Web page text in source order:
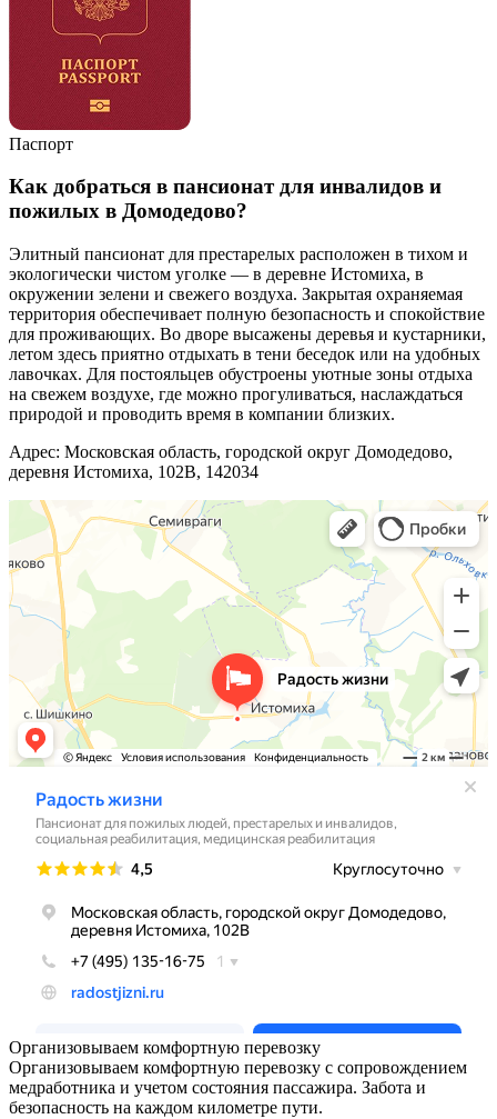
Паспорт
Как добраться в пансионат для инвалидов и
пожилых в Домодедово?
Элитный пансионат для престарелых расположен в тихом и
экологически чистом уголке — в деревне Истомиха, в
окружении зелени и свежего воздуха. Закрытая охраняемая
территория обеспечивает полную безопасность и спокойствие
для проживающих. Во дворе высажены деревья и кустарники,
летом здесь приятно отдыхать в тени беседок или на удобных
лавочках. Для постояльцев обустроены уютные зоны отдыха
на свежем воздухе, где можно прогуливаться, наслаждаться
природой и проводить время в компании близких.
Адрес: Московская область, городской округ Домодедово,
деревня Истомиха, 102В, 142034
Организовываем комфортную перевозку
Организовываем комфортную перевозку с сопровождением
медработника и учетом состояния пассажира. Забота и
безопасность на каждом километре пути.